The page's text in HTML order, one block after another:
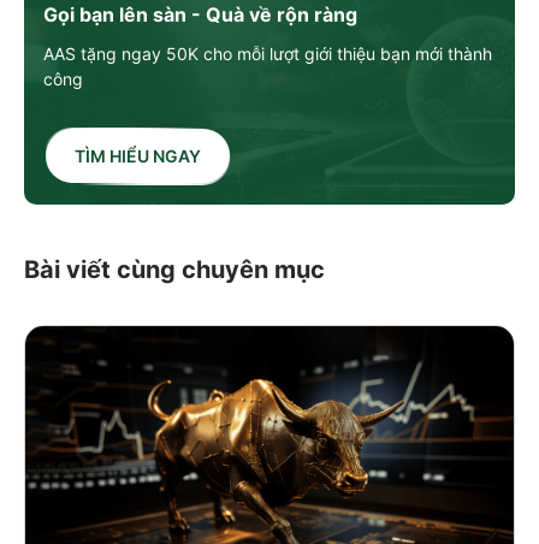
Gọi bạn lên sàn - Quà về rộn ràng
AAS tặng ngay 50K cho mỗi lượt giới thiệu bạn mới thành
công
TÌM HIỂU NGAY
Bài viết cùng chuyên mục